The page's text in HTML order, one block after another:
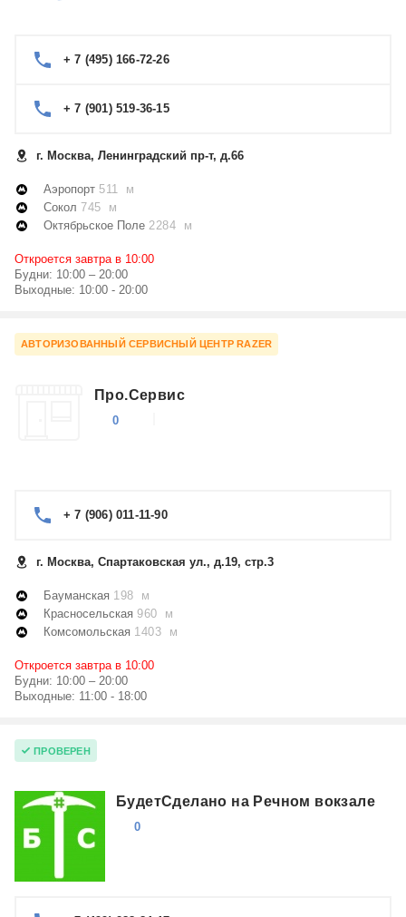
+ 7 (495) 166-72-26
+ 7 (901) 519-36-15
г. Москва, Ленинградский пр-т, д.66
Аэропорт 511 м
Сокол 745 м
Октябрьское Поле 2284 м
Откроется завтра в 10:00
Будни: 10:00 – 20:00
Выходные: 10:00 - 20:00
АВТОРИЗОВАННЫЙ СЕРВИСНЫЙ ЦЕНТР RAZER
Про.Сервис
0
+ 7 (906) 011-11-90
г. Москва, Спартаковская ул., д.19, стр.3
Бауманская 198 м
Красносельская 960 м
Комсомольская 1403 м
Откроется завтра в 10:00
Будни: 10:00 – 20:00
Выходные: 11:00 - 18:00
ПРОВЕРЕН
БудетСделано на Речном вокзале
0